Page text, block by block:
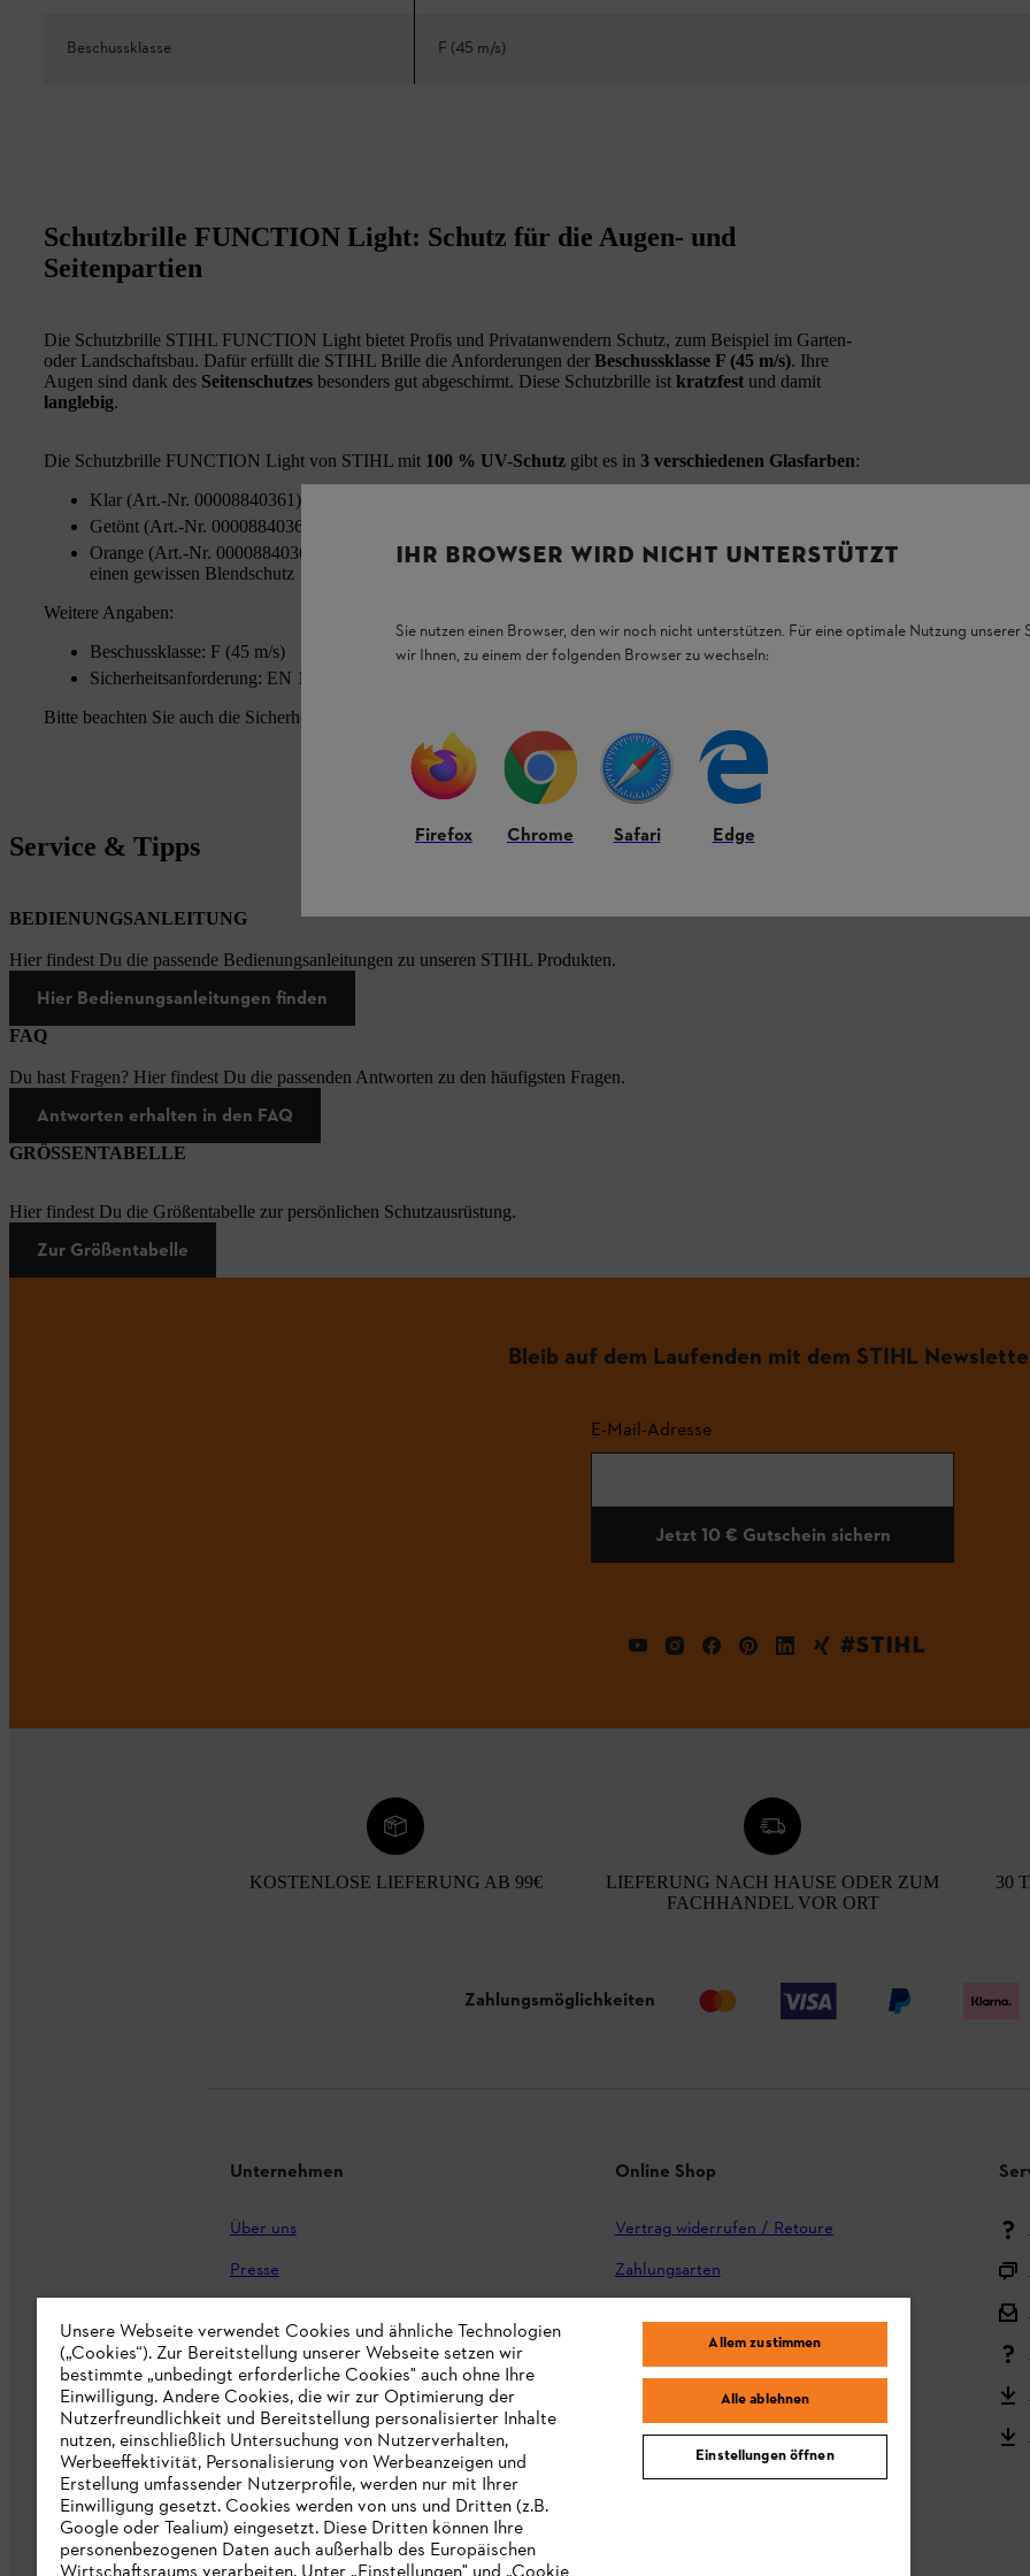
Beschussklasse F (45 m/s)
Schutzbrille FUNCTION Light: Schutz für die Augen- und
Seitenpartien
Die Schutzbrille STIHL FUNCTION Light bietet Profis und Privatanwendern Schutz, zum Beispiel im Garten-
oder Landschaftsbau. Dafür erfüllt die STIHL Brille die Anforderungen der Beschussklasse F (45 m/s). Ihre
Augen sind dank des Seitenschutzes besonders gut abgeschirmt. Diese Schutzbrille ist kratzfest und damit
langlebig.
Die Schutzbrille FUNCTION Light von STIHL mit 100 % UV-Schutz gibt es in 3 verschiedenen Glasfarben:
Klar (Art.-Nr. 00008840361): Für Arbeiten bei schlechten Lichtverhältnissen
Getönt (Art.-Nr. 00008840362): Für Arbeiten bei starkem Sonnenlicht
Orange (Art.-Nr. 00008840360): Wirkt kontraststeigernd bei Arbeiten in grüner Umgebung und bietet
einen gewissen Blendschutz
Weitere Angaben:
Beschussklasse: F (45 m/s)
Sicherheitsanforderung: EN 166
Bitte beachten Sie auch die Sicherheitshinweise in der Gebrauchsanleitung Ihres STIHL Geräts.
Service & Tipps
BEDIENUNGSANLEITUNG
Hier findest Du die passende Bedienungsanleitungen zu unseren STIHL Produkten.
Hier Bedienungsanleitungen finden
FAQ
Du hast Fragen? Hier findest Du die passenden Antworten zu den häufigsten Fragen.
Antworten erhalten in den FAQ
GRÖSSENTABELLE
Hier findest Du die Größentabelle zur persönlichen Schutzausrüstung.
Zur Größentabelle
Bleib auf dem Laufenden mit dem STIHL
E-Mail-Adresse
Jetzt 10 € Gutschein sichern
#STIHL
KOSTENLOSE LIEFERUNG AB 99€
LIEFERUNG NACH HAUSE ODER ZUM
FACHHANDEL VOR ORT
30
Zahlungsmöglichkeiten
Unternehmen
Über uns
Presse
STIHL Markenshop
Nachhaltigkeit
STIHL Hinweisgebersystem
Informationen für Lieferunternehmen
Erklärung zur Barrierefreiheit
Online Shop
Vertrag widerrufen / Retoure
Zahlungsarten
Reklamation und Garantie
STIHL Kooperationsprogramm
STIHL Bedienungsanleitungen
MY STIHL
IHR BROWSER WIRD NICHT UNTERSTÜTZT
Sie nutzen einen Browser, den wir noch nicht unterstützen. Für eine optimale Nutzung unserer
wir Ihnen, zu einem der folgenden Browser zu wechseln:
Firefox Chrome Safari Edge
Unsere Webseite verwendet Cookies und ähnliche Technologien
(„Cookies“). Zur Bereitstellung unserer Webseite setzen wir
bestimmte „unbedingt erforderliche Cookies" auch ohne Ihre
Einwilligung. Andere Cookies, die wir zur Optimierung der
Nutzerfreundlichkeit und Bereitstellung personalisierter Inhalte
nutzen, einschließlich Untersuchung von Nutzerverhalten,
Werbeeffektivität, Personalisierung von Werbeanzeigen und
Erstellung umfassender Nutzerprofile, werden nur mit Ihrer
Einwilligung gesetzt. Cookies werden von uns und Dritten (z.B.
Google oder Tealium) eingesetzt. Diese Dritten können Ihre
personenbezogenen Daten auch außerhalb des Europäischen
Allem zustimmen
Alle ablehnen
Einstellungen öffnen